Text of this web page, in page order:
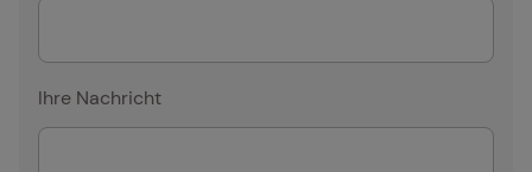
Ihre Nachricht